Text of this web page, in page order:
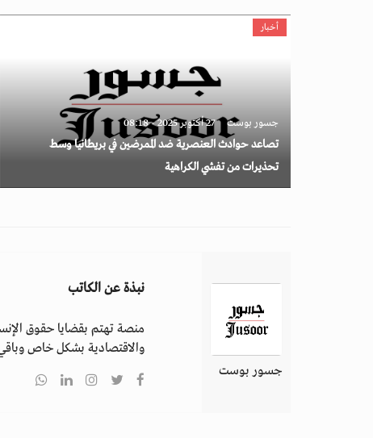
أخبار
جسور بوست 27 أكتوبر 2025 - 08:18
تصاعد حوادث العنصرية ضد الممرضين في بريطانيا وسط
تحذيرات من تفشي الكراهية
جسور بوست
نبذة عن الكاتب
منصة تهتم بقضايا حقوق
والاقتصادية بشكل خاص